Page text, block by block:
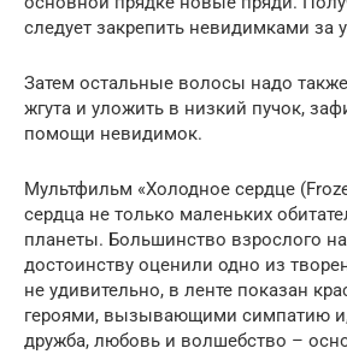
следует закрепить невидимками за
Затем остальные волосы надо
жгута и уложить в низкий пучок,
помощи невидимок.
Мультфильм «Холодное сердце
сердца не только маленьких
планеты. Большинство взрослого
достоинству оценили одно из
не удивительно, в ленте показан
героями, вызывающими симпатию
дружба, любовь и волшебство –